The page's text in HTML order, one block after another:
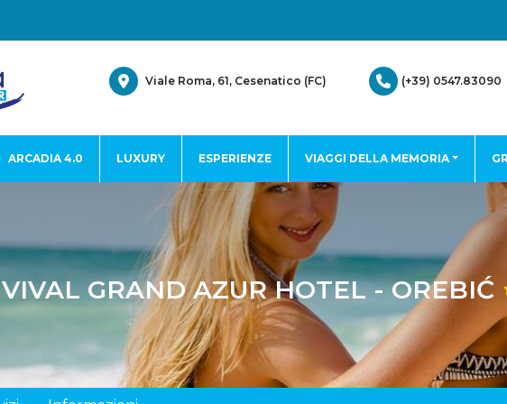
Viale Roma, 61, Cesenatico (FC) (+39) 0547.83090
ARCADIA 4.0 LUXURY ESPERIENZE VIAGGI DELLA MEMORIA
GRAND AZUR HOTEL - OREBIĆ